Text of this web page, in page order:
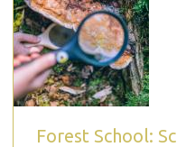
Forest School: